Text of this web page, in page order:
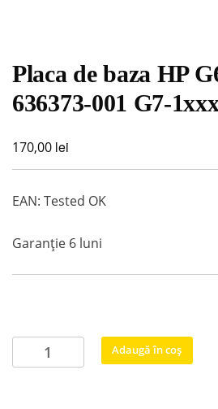
Placa de baza HP
636373-001 G7-
170,00 lei
EAN: Tested OK
Garanție 6 luni
Cantitate
Placa
Adaugă în coș